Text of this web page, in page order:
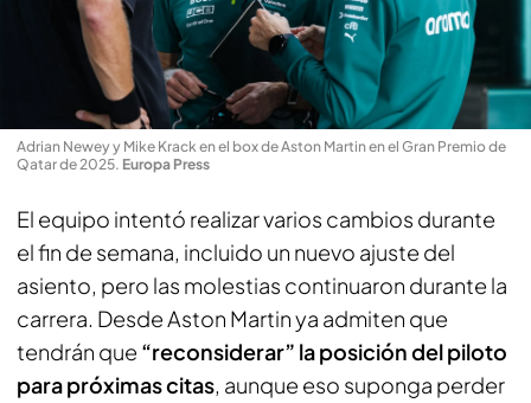
Adrian Newey y Mike Krack en el box de Aston Martin en el Gran Premio de
Qatar de 2025. Europa Press
El equipo intentó realizar varios cambios durante
el fin de semana, incluido un nuevo ajuste del
asiento, pero las molestias continuaron durante la
carrera. Desde Aston Martin ya admiten que
tendrán que “reconsiderar” la posición del piloto
para próximas citas, aunque eso suponga perder